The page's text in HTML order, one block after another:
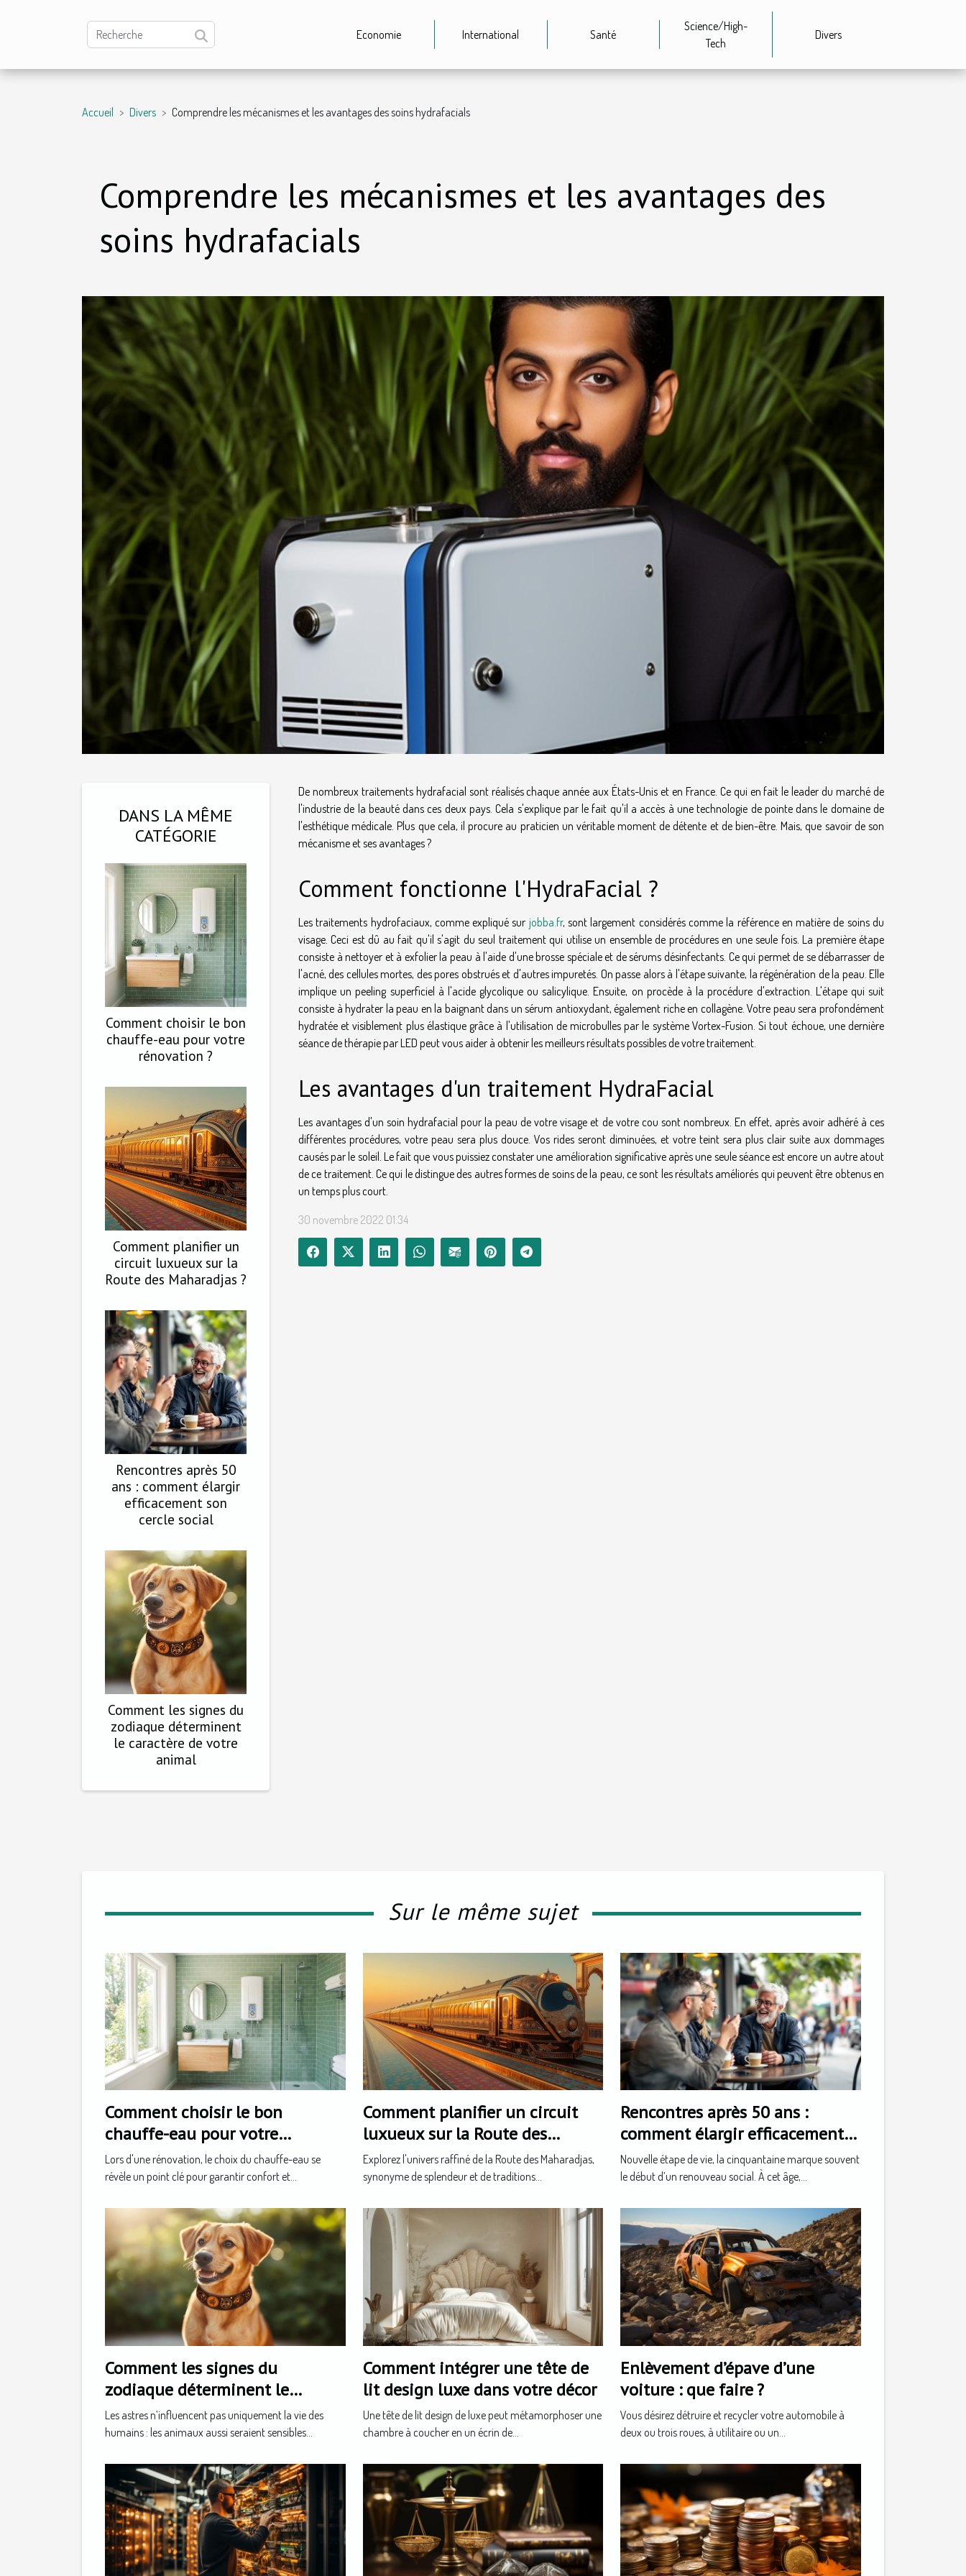
Economie International Santé
Science/High-
Tech
Divers
Accueil Divers Comprendre les mécanismes et les avantages des soins hydrafacials
Comprendre les mécanismes et les avantages des
soins hydrafacials
DANS LA MÊME
CATÉGORIE
Comment choisir le bon
chauffe-eau pour votre
rénovation ?
Comment planifier un
circuit luxueux sur la
Route des Maharadjas ?
Rencontres après 50
ans : comment élargir
efficacement son
cercle social
Comment les signes du
zodiaque déterminent
le caractère de votre
animal
De nombreux traitements hydrafacial sont réalisés chaque année aux États-Unis et en France. Ce qui en fait le leader du marché de
l'industrie de la beauté dans ces deux pays. Cela s'explique par le fait qu'il a accès à une technologie de pointe dans le domaine de
l'esthétique médicale. Plus que cela, il procure au praticien un véritable moment de détente et de bien-être. Mais, que savoir de son
mécanisme et ses avantages ?
Comment fonctionne l'HydraFacial ?
Les traitements hydrofaciaux, comme expliqué sur jobba.fr, sont largement considérés comme la référence en matière de soins du
visage. Ceci est dû au fait qu'il s'agit du seul traitement qui utilise un ensemble de procédures en une seule fois. La première étape
consiste à nettoyer et à exfolier la peau à l'aide d'une brosse spéciale et de sérums désinfectants. Ce qui permet de se débarrasser de
l'acné, des cellules mortes, des pores obstrués et d'autres impuretés. On passe alors à l'étape suivante, la régénération de la peau. Elle
implique un peeling superficiel à l'acide glycolique ou salicylique. Ensuite, on procède à la procédure d'extraction. L'étape qui suit
consiste à hydrater la peau en la baignant dans un sérum antioxydant, également riche en collagène. Votre peau sera profondément
hydratée et visiblement plus élastique grâce à l'utilisation de microbulles par le système Vortex-Fusion. Si tout échoue, une dernière
séance de thérapie par LED peut vous aider à obtenir les meilleurs résultats possibles de votre traitement.
Les avantages d'un traitement HydraFacial
Les avantages d'un soin hydrafacial pour la peau de votre visage et de votre cou sont nombreux. En effet, après avoir adhéré à ces
différentes procédures, votre peau sera plus douce. Vos rides seront diminuées, et votre teint sera plus clair suite aux dommages
causés par le soleil. Le fait que vous puissiez constater une amélioration significative après une seule séance est encore un autre atout
de ce traitement. Ce qui le distingue des autres formes de soins de la peau, ce sont les résultats améliorés qui peuvent être obtenus en
un temps plus court.
30 novembre 2022 01:34
Sur le même sujet
Comment choisir le bon
chauffe-eau pour votre
rénovation ?
Lors d'une rénovation, le choix du chauffe-eau se
révèle un point clé pour garantir confort et...
Comment planifier un circuit
luxueux sur la Route des
Maharadjas ?
Explorez l'univers raffiné de la Route des Maharadjas,
synonyme de splendeur et de traditions...
Rencontres après 50 ans :
comment élargir efficacement
son cercle social
Nouvelle étape de vie, la cinquantaine marque souvent
le début d’un renouveau social. À cet âge,...
Comment les signes du
zodiaque déterminent le
caractère de votre animal
Les astres n’influencent pas uniquement la vie des
humains : les animaux aussi seraient sensibles...
Comment intégrer une tête de
lit design luxe dans votre décor
Une tête de lit design de luxe peut métamorphoser une
chambre à coucher en un écrin de...
Enlèvement d’épave d’une
voiture : que faire ?
Vous désirez détruire et recycler votre automobile à
deux ou trois roues, à utilitaire ou un...